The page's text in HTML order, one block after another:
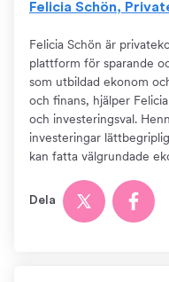
Felicia Schön,
Felicia Schön är
plattform för sparande
som utbildad ekonom
och finans, hjälper
och investeringsval.
investeringar
kan fatta välgrundade
Dela